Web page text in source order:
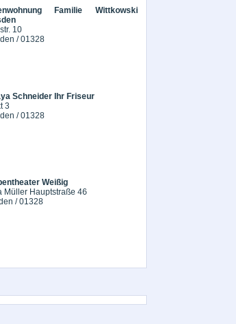
Familie Wittkowski
10
/ 01328
Schneider Ihr Friseur
3
/ 01328
Weißig
Müller Hauptstraße 46
/ 01328